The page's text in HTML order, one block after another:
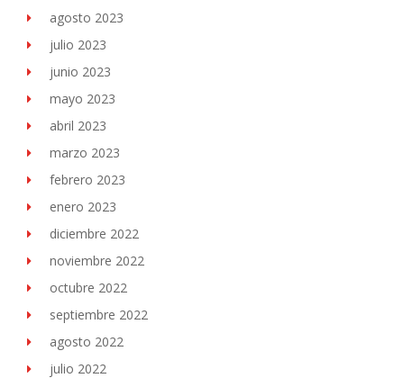
agosto 2023
julio 2023
junio 2023
mayo 2023
abril 2023
marzo 2023
febrero 2023
enero 2023
diciembre 2022
noviembre 2022
octubre 2022
septiembre 2022
agosto 2022
julio 2022